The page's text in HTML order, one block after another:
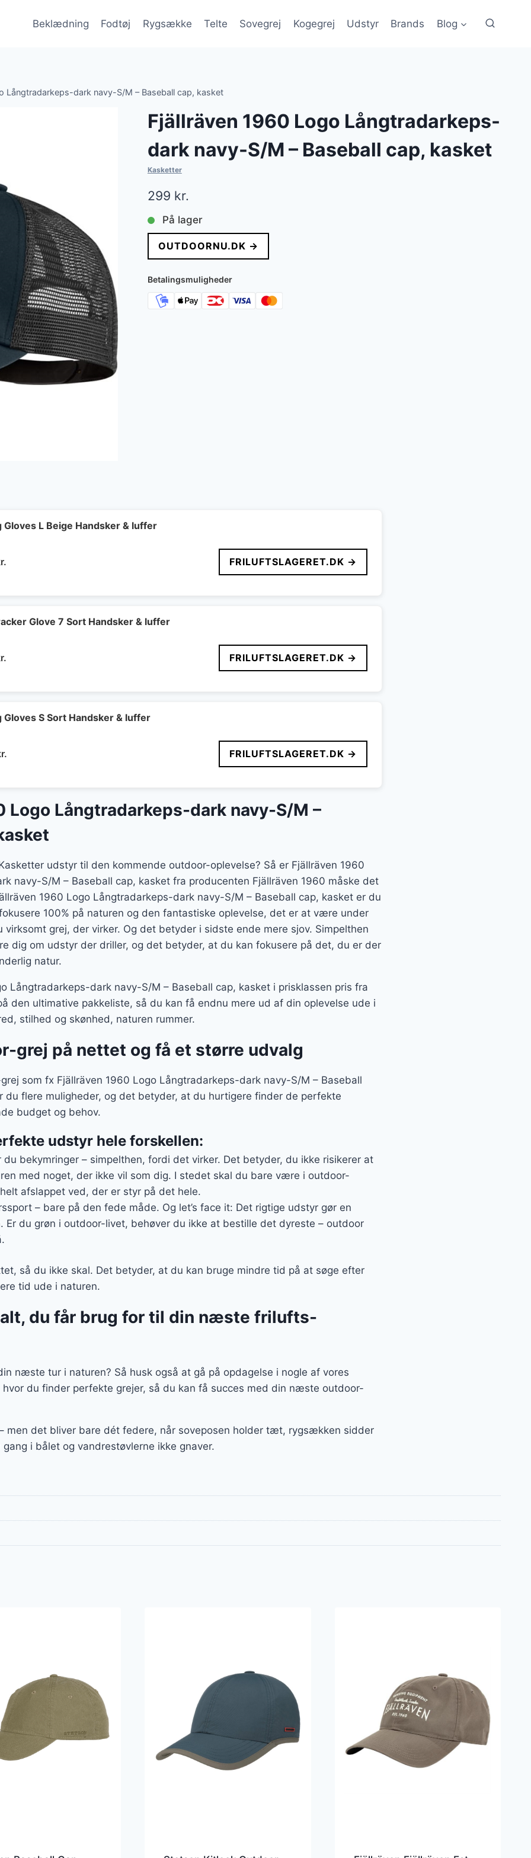
Beklædning Fodtøj Rygsække Telte Sovegrej Kogegrej Udstyr Brands Blog
Långtradarkeps-dark navy-S/M – Baseball cap, kasket
Fjällräven 1960 Logo Långtradarkeps-
dark navy-S/M – Baseball cap, kasket
Kasketter
299 kr.
På lager
OUTDOORNU.DK →
Betalingsmuligheder
Gloves L Beige Handsker & luffer
223 kr..
FRILUFTSLAGERET.DK →
Glove 7 Sort Handsker & luffer
382 kr..
FRILUFTSLAGERET.DK →
Gloves S Sort Handsker & luffer
224 kr..
FRILUFTSLAGERET.DK →
Logo Långtradarkeps-dark navy-S/M –
udstyr til den kommende outdoor-oplevelse? Så er Fjällräven 1960
navy-S/M – Baseball cap, kasket fra producenten Fjällräven 1960 måske det
1960 Logo Långtradarkeps-dark navy-S/M – Baseball cap, kasket er du
100% på naturen og den fantastiske oplevelse, det er at være under
virksomt grej, der virker. Og det betyder i sidste ende mere sjov. Simpelthen
dig om udstyr der driller, og det betyder, at du kan fokusere på det, du er der
natur.
Långtradarkeps-dark navy-S/M – Baseball cap, kasket i prisklassen pris fra
den ultimative pakkeliste, så du kan få endnu mere ud af din oplevelse ude i
stilhed og skønhed, naturen rummer.
grej på nettet og få et større udvalg
som fx Fjällräven 1960 Logo Långtradarkeps-dark navy-S/M – Baseball
du flere muligheder, og det betyder, at du hurtigere finder de perfekte
budget og behov.
udstyr hele forskellen:
bekymringer – simpelthen, fordi det virker. Det betyder, du ikke risikerer at
med noget, der ikke vil som dig. I stedet skal du bare være i outdoor-
afslappet ved, der er styr på det hele.
– bare på den fede måde. Og let’s face it: Det rigtige udstyr gør en
Er du grøn i outdoor-livet, behøver du ikke at bestille det dyreste – outdoor
så du ikke skal. Det betyder, at du kan bruge mindre tid på at søge efter
tid ude i naturen.
alt, du får brug for til din næste frilufts-
næste tur i naturen? Så husk også at gå på opdagelse i nogle af vores
hvor du finder perfekte grejer, så du kan få succes med din næste outdoor-
men det bliver bare dét federe, når soveposen holder tæt, rygsækken sidder
i bålet og vandrestøvlerne ikke gnaver.